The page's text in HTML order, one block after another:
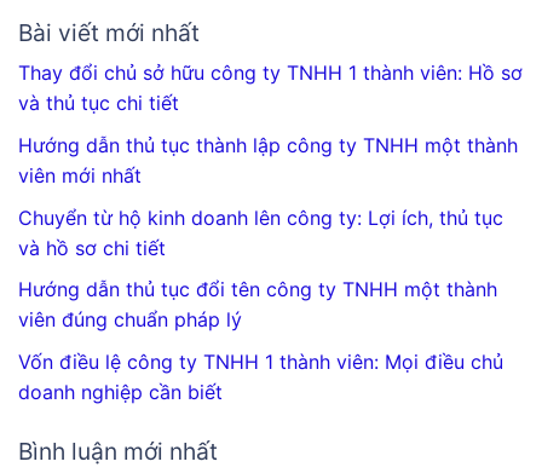
Bài viết mới nhất
Thay đổi chủ sở hữu công ty TNHH 1 thành viên: Hồ sơ
và thủ tục chi tiết
Hướng dẫn thủ tục thành lập công ty TNHH một thành
viên mới nhất
Chuyển từ hộ kinh doanh lên công ty: Lợi ích, thủ tục
và hồ sơ chi tiết
Hướng dẫn thủ tục đổi tên công ty TNHH một thành
viên đúng chuẩn pháp lý
Vốn điều lệ công ty TNHH 1 thành viên: Mọi điều chủ
doanh nghiệp cần biết
Bình luận mới nhất